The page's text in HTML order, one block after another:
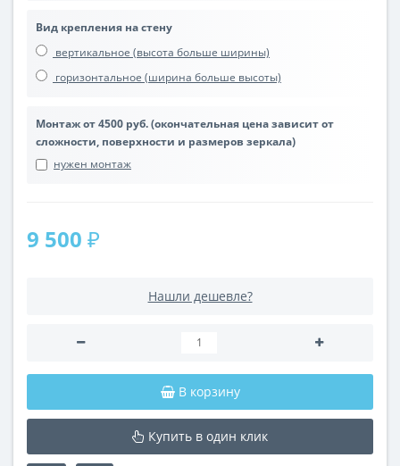
Вид крепления на стену
вертикальное (высота больше ширины)
горизонтальное (ширина больше высоты)
Монтаж от 4500 руб. (окончательная цена зависит от
сложности, поверхности и размеров зеркала)
нужен монтаж
9 500 ₽
Нашли дешевле?
В корзину
Купить в один клик